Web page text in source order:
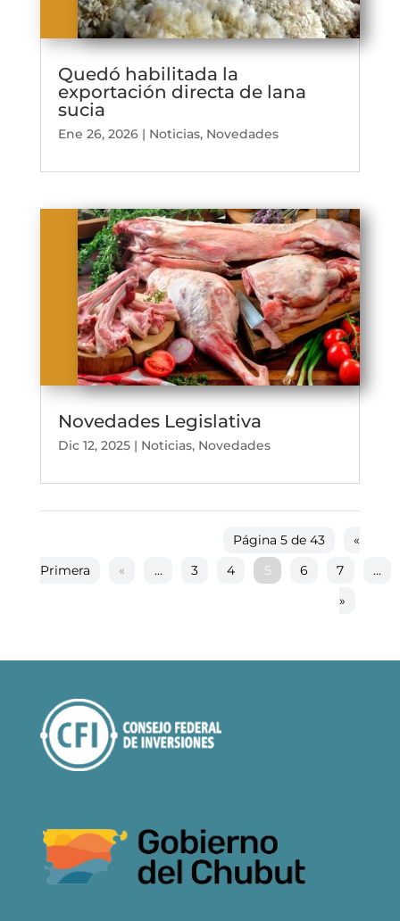
Quedó habilitada la
exportación directa de lana
sucia
Ene 26, 2026| Noticias, Novedades
Novedades Legislativa
Dic 12, 2025| Noticias, Novedades
Página 5 de 43
«
Primera
« ... 3 4 5 6 7
...
»